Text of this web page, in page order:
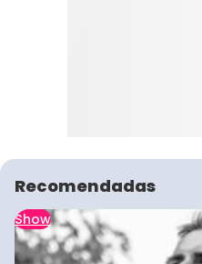
Recomendadas
Show